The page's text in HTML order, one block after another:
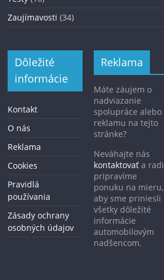
Zaujímavosti (34)
Dôležité
informácie
Kontakt
O nás
Reklama
Cookies
Pravidlá
používania
Zásady ochrany
osobných údajov
Reklama
Máte záujem o
nadviazanie
spolupráce alebo
reklamu na tejto
stránke?
Neváhajte nás
kontaktovať a radi
pripravíme
ponuku na mieru,
aby sme priniesli
všetky dôležité
informácie
automobilovým
nadšencom.